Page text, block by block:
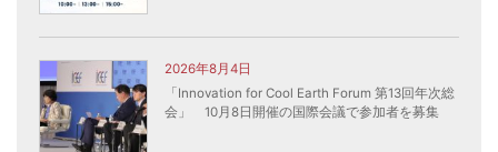
2026年8月4日
「Innovation for Cool Earth Forum 第13回年次総
会」 10月8日開催の国際会議で参加者を募集